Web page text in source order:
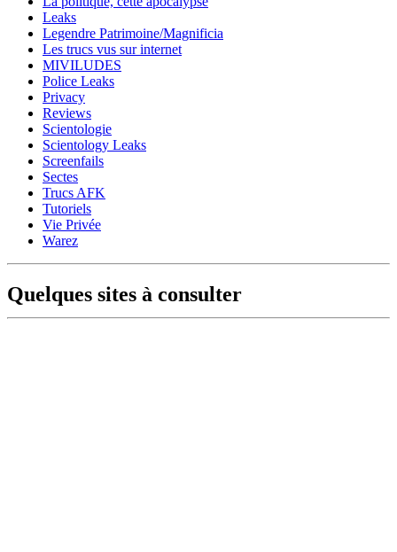
Leaks
Legendre Patrimoine/Magnificia
Les trucs vus sur internet
MIVILUDES
Police Leaks
Privacy
Reviews
Scientologie
Scientology Leaks
Screenfails
Sectes
Trucs AFK
Tutoriels
Vie Privée
Warez
Quelques sites à consulter